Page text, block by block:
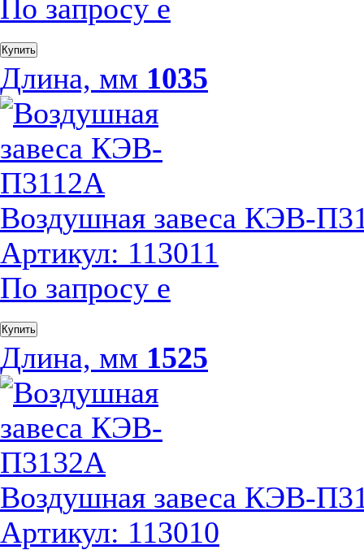
По запросу е
Купить
Длина, мм 1035
Воздушная завеса КЭВ-
Артикул: 113011
По запросу е
Купить
Длина, мм 1525
Воздушная завеса КЭВ-
Артикул: 113010